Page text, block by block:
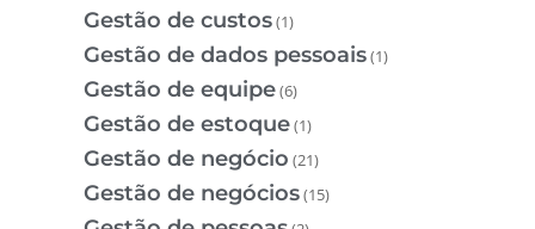
Gestão de custos(1)
Gestão de dados pessoais(1)
Gestão de equipe(6)
Gestão de estoque(1)
Gestão de negócio (21)
Gestão de negócios(15)